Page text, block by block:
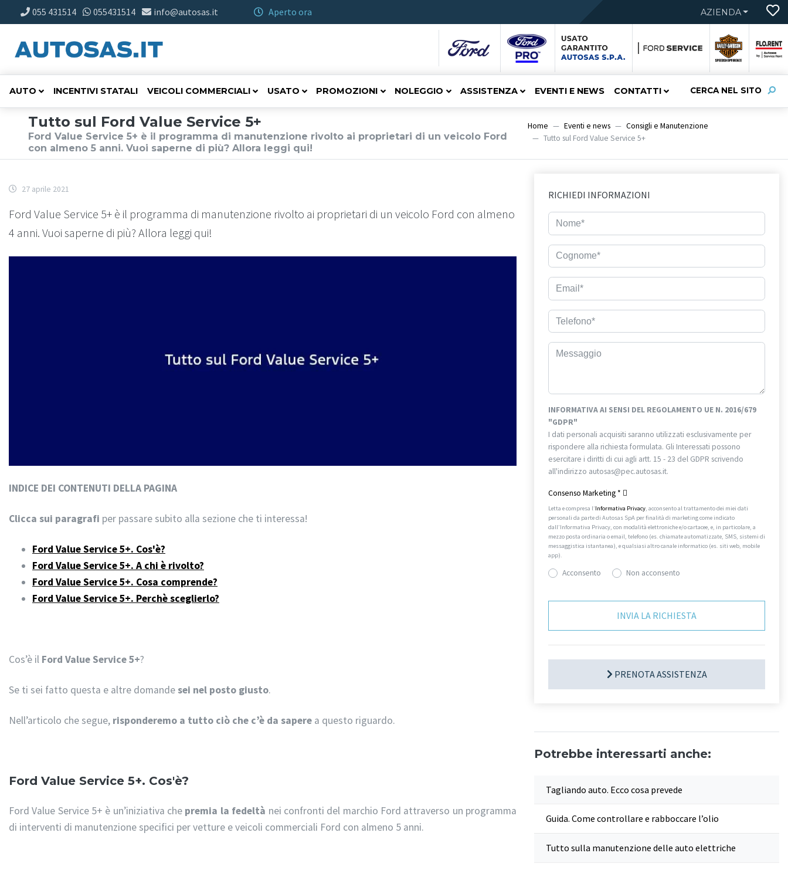
055 431514 055431514 info@autosas.it Aperto ora AZIENDA
CERCA NEL SITO
AUTO INCENTIVI STATALI VEICOLI COMMERCIALI USATO PROMOZIONI NOLEGGIO ASSISTENZA EVENTI E NEWS CONTATTI
Tutto sul Ford Value Service 5+
Ford Value Service 5+ è il programma di manutenzione rivolto ai proprietari di un veicolo Ford
con almeno 5 anni. Vuoi saperne di più? Allora leggi qui!
Home Eventi e news
Consigli e Manutenzione
Tutto sul Ford Value Service 5+
27 aprile 2021
Ford Value Service 5+ è il programma di manutenzione rivolto ai proprietari di un veicolo Ford con almeno
4 anni. Vuoi saperne di più? Allora leggi qui!
INDICE DEI CONTENUTI DELLA PAGINA
Clicca sui paragrafi per passare subito alla sezione che ti interessa!
Ford Value Service 5+. Cos'è?
Ford Value Service 5+. A chi è rivolto?
Ford Value Service 5+. Cosa comprende?
Ford Value Service 5+. Perchè sceglierlo?
Cos’è il Ford Value Service 5+?
Se ti sei fatto questa e altre domandesei nel posto giusto.
Nell’articolo che segue, risponderemo a tutto ciò che c’è da sapere a questo riguardo.
Ford Value Service 5+. Cos'è?
Ford Value Service 5+ è un’iniziativa che premia la fedeltà nei confronti del marchio Ford attraverso un programma
di interventi di manutenzione specifici per vetture e veicoli commerciali Ford con almeno 5 anni.
RICHIEDI INFORMAZIONI
INFORMATIVA AI SENSI DEL REGOLAMENTO UE N. 2016/679
"GDPR"
I dati personali acquisiti saranno utilizzati esclusivamente per
rispondere alla richiesta formulata. Gli Interessati possono
esercitare i diritti di cui agli artt. 15 - 23 del GDPR scrivendo
all'indirizzo autosas@pec.autosas.it.
Consenso Marketing *
Letta e compresa l’Informativa Privacy, acconsento al trattamento dei miei dati
personali da parte di Autosas SpA per finalità di marketing come indicato
dall’Informativa Privacy, con modalità elettroniche e/o cartacee, e, in particolare, a
mezzo posta ordinaria o email, telefono (es. chiamate automatizzate, SMS, sistemi di
messaggistica istantanea), e qualsiasi altro canale informatico (es. siti web, mobile
app).
Acconsento Non acconsento
PRENOTA ASSISTENZA
Potrebbe interessarti anche:
Tagliando auto. Ecco cosa prevede
Guida. Come controllare e rabboccare l’olio
Tutto sulla manutenzione delle auto elettriche